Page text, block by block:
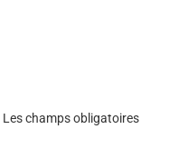
Les champs obligatoires